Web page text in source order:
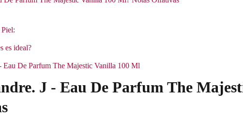
es ideal?
Eau De Parfum The Majestic Vanilla 100 Ml
J - Eau De Parfum The